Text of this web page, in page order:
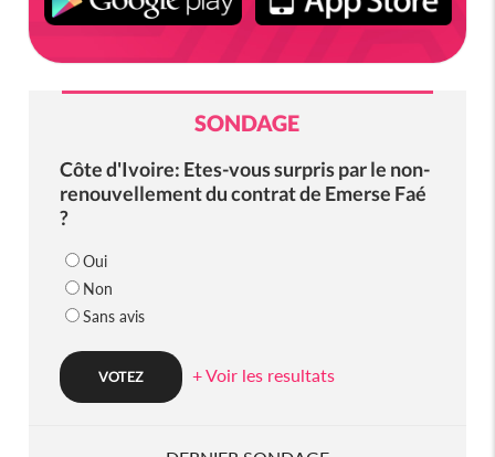
SONDAGE
Côte d'Ivoire: Etes-vous surpris par le non-
renouvellement du contrat de Emerse Faé
?
Oui
Non
Sans avis
+ Voir les resultats